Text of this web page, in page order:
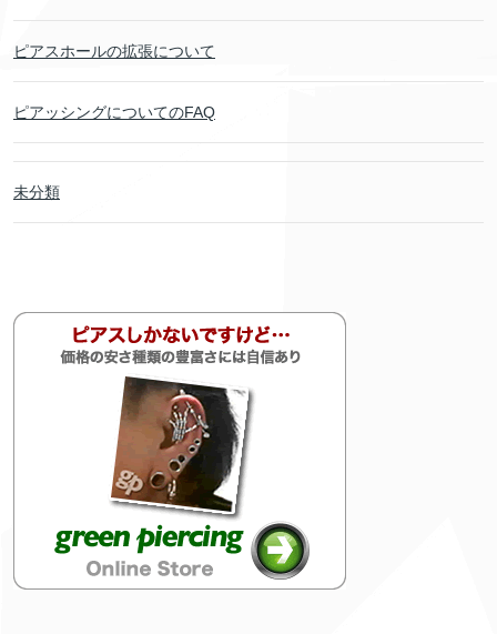
ピアスホールの拡張について
ピアッシングについてのFAQ
未分類